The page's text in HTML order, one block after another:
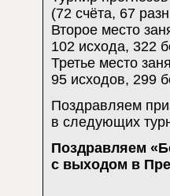
(72 счёта, 67
Второе место
102 исхода, 322
Третье место
95 исходов, 299
Поздравляем
в следующих
Поздравляем
с выходом в